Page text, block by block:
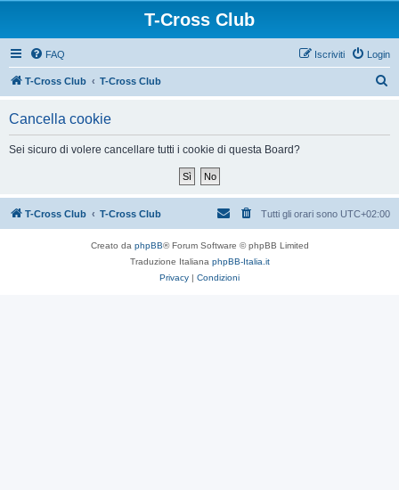
T-Cross Club
FAQ Login
Iscriviti
T-Cross Club T-Cross Club
Cancella cookie
Sei sicuro di volere cancellare tutti i cookie di questa Board?
T-Cross Club T-Cross Club Tutti gli orari sono UTC+02:00
Creato da phpBB® Forum Software © phpBB Limited
Traduzione Italiana phpBB-Italia.it
Privacy | Condizioni